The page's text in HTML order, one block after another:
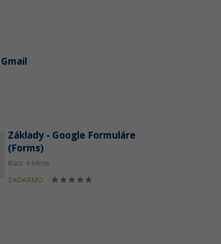
Základy - Google Formuláre
(Forms)
Kurz: 4 lekcie
ZADARMO